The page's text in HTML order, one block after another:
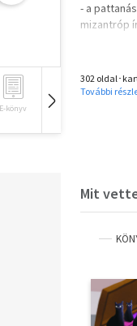
E-könyv Hangoskönyv
- a
mizantróp
tűrt
titkait, és
302 oldal･
További
Mit